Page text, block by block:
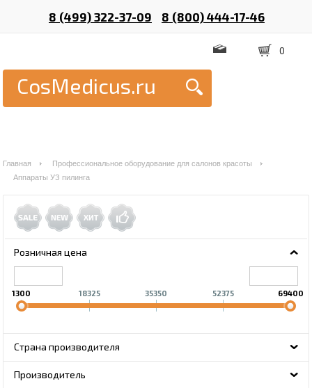
8 (499) 322-37-09 8 (800) 444-17-46
0
CosMedicus.ru
Главная
Профессиональное оборудование для салонов красоты
Аппараты УЗ пилинга
Розничная цена
1300 18325 35350 52375 69400
Страна производителя
Производитель